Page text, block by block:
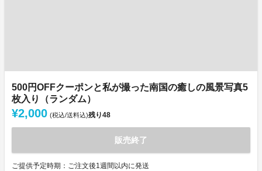
500円OFFクーポンと私が撮った南国の癒しの風景写真5
枚入り（ランダム）
¥2,000 (税込/送料込)残り48
販売終了
ご提供予定時期：ご注文後1週間以内に発送